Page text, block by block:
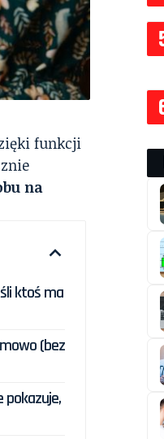
funkcji
na
ktoś ma
(bez
pokazuje,